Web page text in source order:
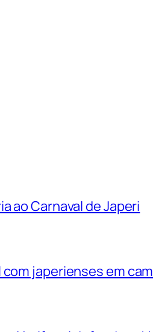
ao Carnaval de Japeri
com japerienses em